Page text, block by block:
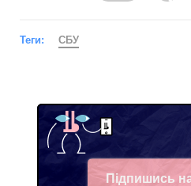
Теги: СБУ
Підпишись